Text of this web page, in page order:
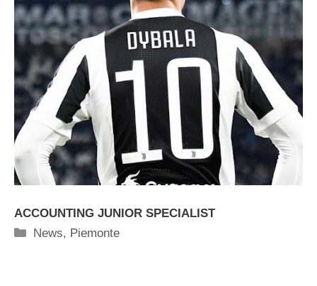
ACCOUNTING JUNIOR SPECIALIST
Categorie
News, Piemonte